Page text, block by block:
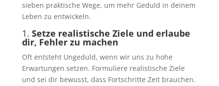
sieben praktische Wege, um mehr Geduld in deinem
Leben zu entwickeln.
1. Setze realistische Ziele und erlaube
dir, Fehler zu machen
Oft entsteht Ungeduld, wenn wir uns zu hohe
Erwartungen setzen. Formuliere realistische Ziele
und sei dir bewusst, dass Fortschritte Zeit brauchen.